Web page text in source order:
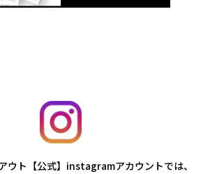
ウト【公式】instagramアカウントでは、